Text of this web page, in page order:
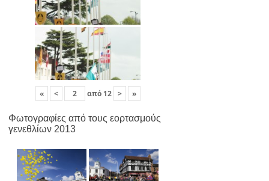
« < από 12 > »
Φωτογραφίες από τους εορτασμούς
γενεθλίων 2013